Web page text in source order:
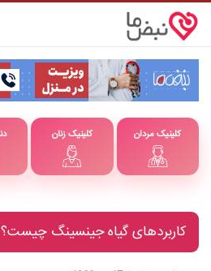
کلینیک زنان کلینیک مردان
کاربردهای گیاه جینسینگ چیست؟